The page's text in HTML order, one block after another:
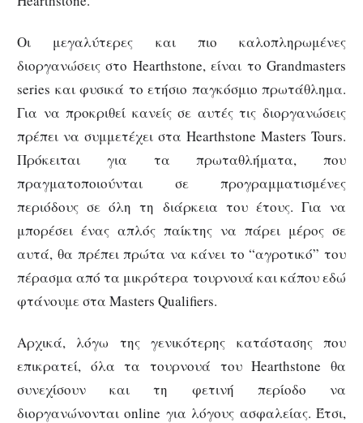
Οι μεγαλύτερες και πιο καλοπληρωμένες
διοργανώσεις στο Hearthstone, είναι το Grandmasters
series και φυσικά το ετήσιο παγκόσμιο πρωτάθλημα.
Για να προκριθεί κανείς σε αυτές τις διοργανώσεις
πρέπει να συμμετέχει στα Hearthstone Masters Tours.
Πρόκειται για τα πρωταθλήματα, που
πραγματοποιούνται σε προγραμματισμένες
περιόδους σε όλη τη διάρκεια του έτους. Για να
μπορέσει ένας απλός παίκτης να πάρει μέρος σε
αυτά, θα πρέπει πρώτα να κάνει το “αγροτικό” του
πέρασμα από τα μικρότερα τουρνουά και κάπου εδώ
φτάνουμε στα Masters Qualifiers.
Αρχικά, λόγω της γενικότερης κατάστασης που
επικρατεί, όλα τα τουρνουά του Hearthstone θα
συνεχίσουν και τη φετινή περίοδο να
διοργανώνονται online για λόγους ασφαλείας. Έτσι,